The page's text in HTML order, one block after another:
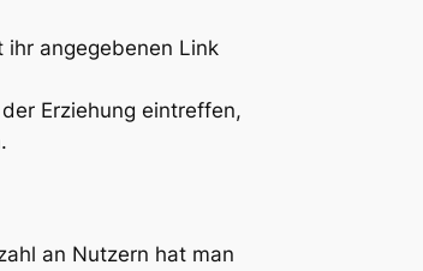
angegebenen Link
Erziehung eintreffen,
an Nutzern hat man